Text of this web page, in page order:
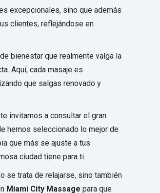
excepcionales, sino que además
clientes, reflejándose en
bienestar que realmente valga la
Aquí, cada masaje es
que salgas renovado y
invitamos a consultar el gran
hemos seleccionado lo mejor de
que más se ajuste a tus
ciudad tiene para ti.
se trata de relajarse, sino también
Miami City Massage para que